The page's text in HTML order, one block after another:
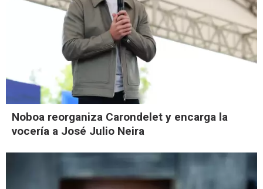
Noboa reorganiza Carondelet y encarga la
vocería a José Julio Neira